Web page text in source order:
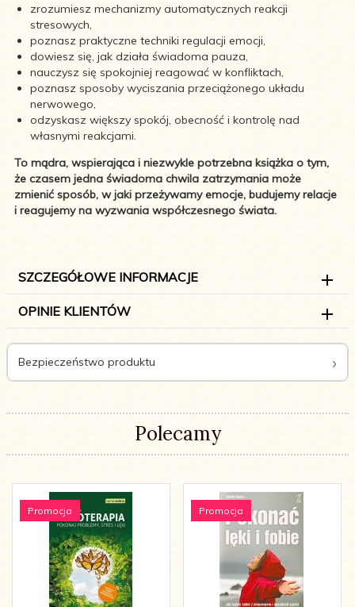
zrozumiesz mechanizmy automatycznych reakcji
stresowych,
poznasz praktyczne techniki regulacji emocji,
dowiesz się, jak działa świadoma pauza,
nauczysz się spokojniej reagować w konfliktach,
poznasz sposoby wyciszania przeciążonego układu
nerwowego,
odzyskasz większy spokój, obecność i kontrolę nad
własnymi reakcjami.
To mądra, wspierająca i niezwykle potrzebna książka o tym,
że czasem jedna świadoma chwila zatrzymania może
zmienić sposób, w jaki przeżywamy emocje, budujemy relacje
i reagujemy na wyzwania współczesnego świata.
SZCZEGÓŁOWE INFORMACJE
OPINIE KLIENTÓW
Bezpieczeństwo produktu
Polecamy
Promocja Promocja